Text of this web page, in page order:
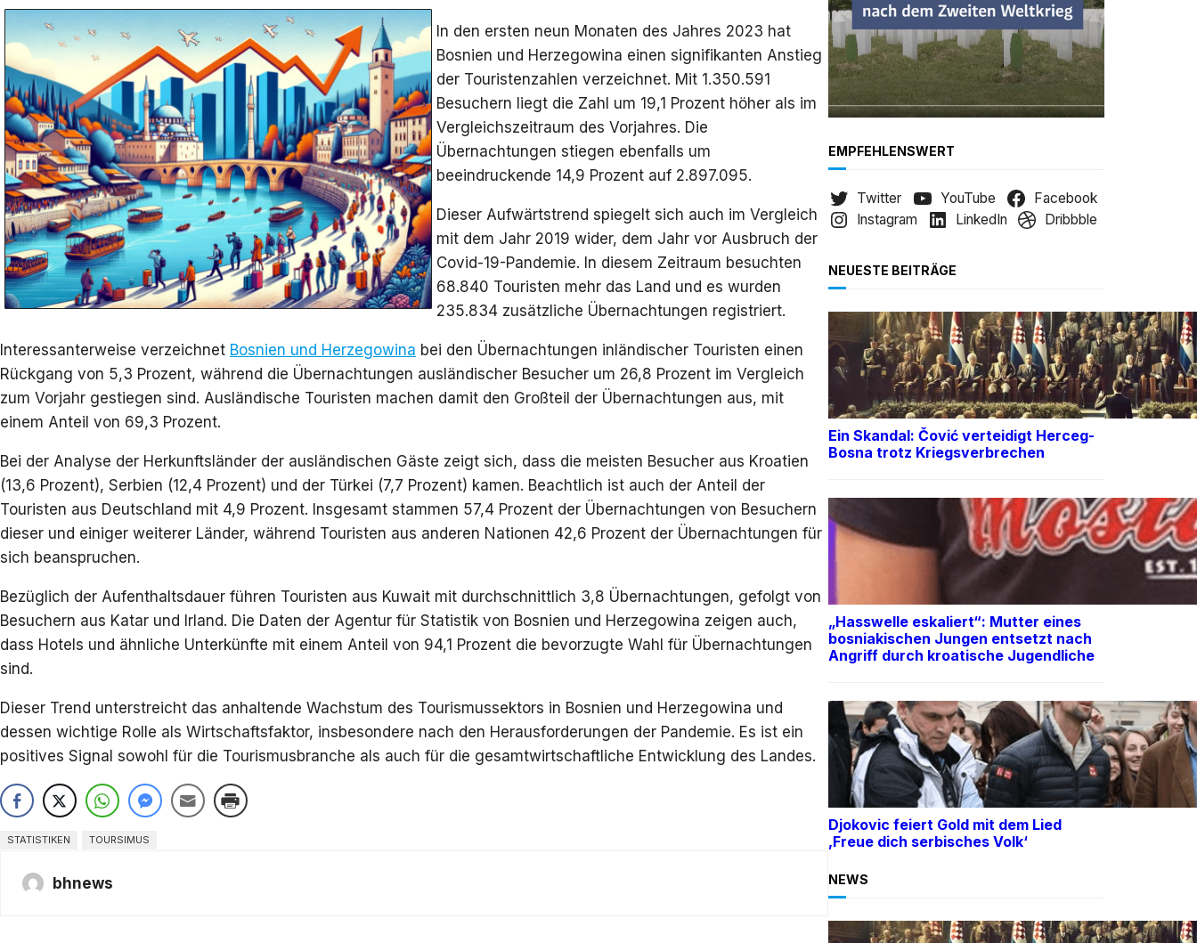
In den ersten neun Monaten des Jahres 2023 hat
Bosnien und Herzegowina einen signifikanten Anstieg
der Touristenzahlen verzeichnet. Mit 1.350.591
Besuchern liegt die Zahl um 19,1 Prozent höher als im
Vergleichszeitraum des Vorjahres. Die
Übernachtungen stiegen ebenfalls um
beeindruckende 14,9 Prozent auf 2.897.095.
Dieser Aufwärtstrend spiegelt sich auch im Vergleich
mit dem Jahr 2019 wider, dem Jahr vor Ausbruch der
Covid-19-Pandemie. In diesem Zeitraum besuchten
68.840 Touristen mehr das Land und es wurden
235.834 zusätzliche Übernachtungen registriert.
Interessanterweise verzeichnet Bosnien und Herzegowina bei den Übernachtungen inländischer Touristen einen
Rückgang von 5,3 Prozent, während die Übernachtungen ausländischer Besucher um 26,8 Prozent im Vergleich
zum Vorjahr gestiegen sind. Ausländische Touristen machen damit den Großteil der Übernachtungen aus, mit
einem Anteil von 69,3 Prozent.
Bei der Analyse der Herkunftsländer der ausländischen Gäste zeigt sich, dass die meisten Besucher aus Kroatien
(13,6 Prozent), Serbien (12,4 Prozent) und der Türkei (7,7 Prozent) kamen. Beachtlich ist auch der Anteil der
Touristen aus Deutschland mit 4,9 Prozent. Insgesamt stammen 57,4 Prozent der Übernachtungen von Besuchern
dieser und einiger weiterer Länder, während Touristen aus anderen Nationen 42,6 Prozent der Übernachtungen für
sich beanspruchen.
Bezüglich der Aufenthaltsdauer führen Touristen aus Kuwait mit durchschnittlich 3,8 Übernachtungen, gefolgt von
Besuchern aus Katar und Irland. Die Daten der Agentur für Statistik von Bosnien und Herzegowina zeigen auch,
dass Hotels und ähnliche Unterkünfte mit einem Anteil von 94,1 Prozent die bevorzugte Wahl für Übernachtungen
sind.
Dieser Trend unterstreicht das anhaltende Wachstum des Tourismussektors in Bosnien und Herzegowina und
dessen wichtige Rolle als Wirtschaftsfaktor, insbesondere nach den Herausforderungen der Pandemie. Es ist ein
positives Signal sowohl für die Tourismusbranche als auch für die gesamtwirtschaftliche Entwicklung des Landes.
STATISTIKEN TOURSIMUS
bhnews
EMPFEHLENSWERT
Twitter YouTube
Facebook
Instagram
LinkedIn Dribbble
NEUESTE BEITRÄGE
Ein Skandal: Čović verteidigt Herceg-
Bosna trotz Kriegsverbrechen
„Hasswelle eskaliert“: Mutter eines
bosniakischen Jungen entsetzt nach
Angriff durch kroatische Jugendliche
Djokovic feiert Gold mit dem Lied
‚Freue dich serbisches Volk‘
NEWS
BOSNIEN